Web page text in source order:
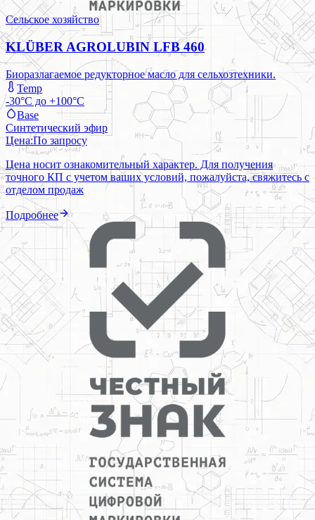
Сельское хозяйство
KLÜBER AGROLUBIN LFB 460
Биоразлагаемое редукторное масло для сельхозтехники.
Temp
-30°C до +100°C
Base
Синтетический эфир
Цена:По запросу
Цена носит ознакомительный характер. Для получения
точного КП с учетом ваших условий, пожалуйста, свяжитесь с
отделом продаж
Подробнее